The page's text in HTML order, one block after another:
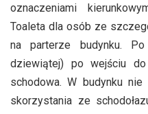
oznaczeniami
Toaleta dla osób ze
na parterze budynku.
dziewiątej) po wejściu
schodowa. W budynku
skorzystania ze